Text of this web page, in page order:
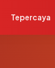
Tepercaya